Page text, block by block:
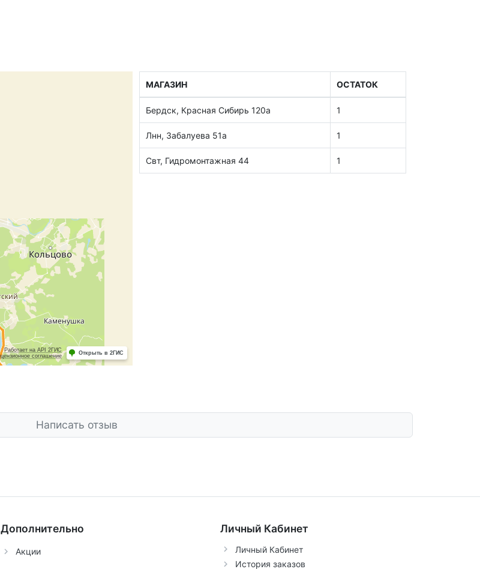
МАГАЗИН ОСТАТОК
Бердск, Красная Сибирь 120а 1
Лнн, Забалуева 51а 1
Свт, Гидромонтажная 44 1
Написать отзыв
Дополнительно
Акции
Личный Кабинет
Личный Кабинет
История заказов